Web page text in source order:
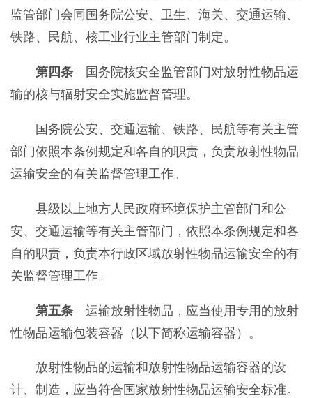
监管部门会同国务院公安、卫生、海关、交通运输、
铁路、民航、核工业行业主管部门制定。
第四条国务院核安全监管部门对放射性物品运
输的核与辐射安全实施监督管理。
国务院公安、交通运输、铁路、民航等有关主管
部门依照本条例规定和各自的职责，负责放射性物品
运输安全的有关监督管理工作。
县级以上地方人民政府环境保护主管部门和公
安、交通运输等有关主管部门，依照本条例规定和各
自的职责，负责本行政区域放射性物品运输安全的有
关监督管理工作。
第五条运输放射性物品，应当使用专用的放射
性物品运输包装容器（以下简称运输容器）。
放射性物品的运输和放射性物品运输容器的设
计、制造，应当符合国家放射性物品运输安全标准。